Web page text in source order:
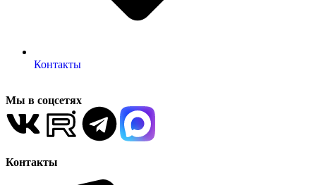
Контакты
Мы в соцсетях
Контакты